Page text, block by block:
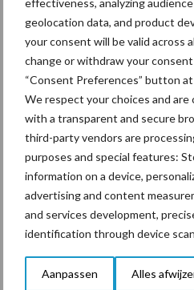
effectiveness, analyzing
geolocation data, and product
your consent will be valid across
change or withdraw your
“Consent Preferences” button
We respect your choices and
with a transparent and secure
third-party vendors are
purposes and special features:
information on a device,
advertising and content
and services development,
identification through device
Aanpassen Alles
Bron:Evers Agro
Aanbevolen voor
grillig:
in de greep
De